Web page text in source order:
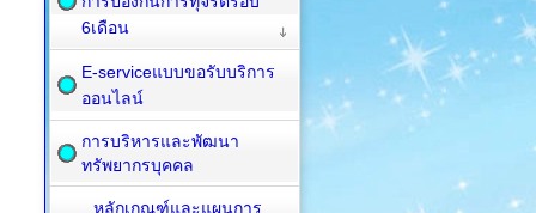
6เดือน
E-serviceแบบขอรับบริการ
ออนไลน์
การบริหารและพัฒนา
ทรัพยากรบุคคล
หลักเกณฑ์และแผนการ